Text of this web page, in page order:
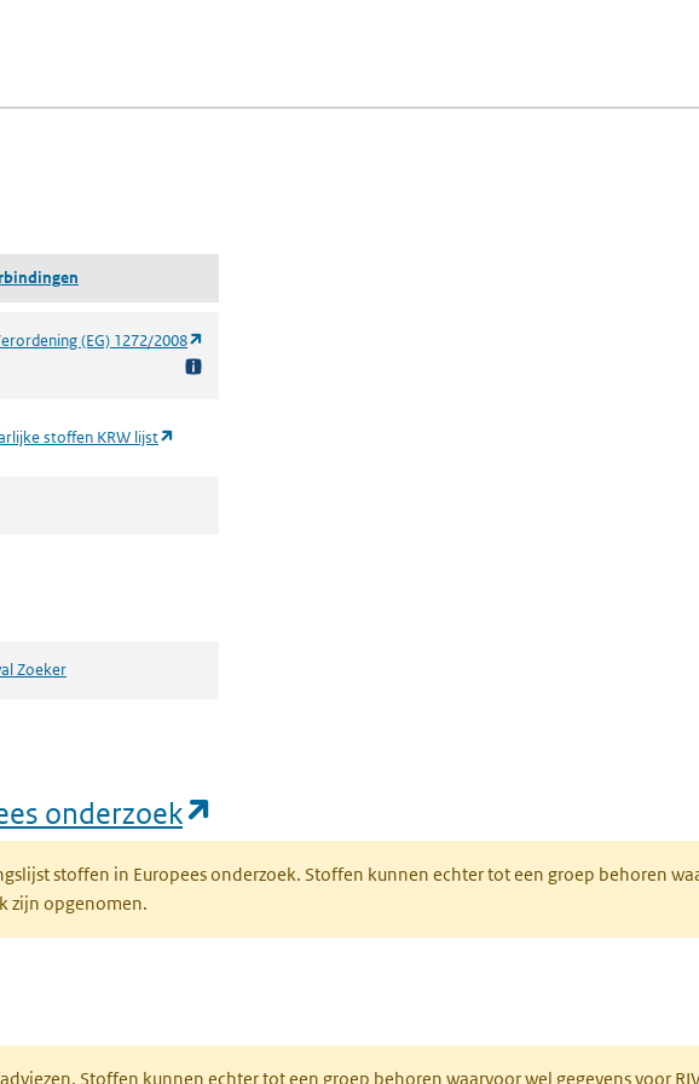
(EG) 1272/2008
stoffen KRW lijst
Zoeker
onderzoek
stoffen in Europees onderzoek. Stoffen kunnen echter tot een groep behoren
zijn opgenomen.
Stoffen kunnen echter tot een groep behoren waarvoor wel gegevens voor